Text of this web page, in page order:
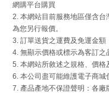
◆ 附腕
網購平台購買
2. 本網站目前服務地區僅含
為您另行報價。
3. 訂單送貨之運費及免運金
4. 無顯示價格或標示為客訂
5. 本網站所敘述之規格、價
6. 本公司盡可能維護電子商
7. 產品產地不保證聲明：各